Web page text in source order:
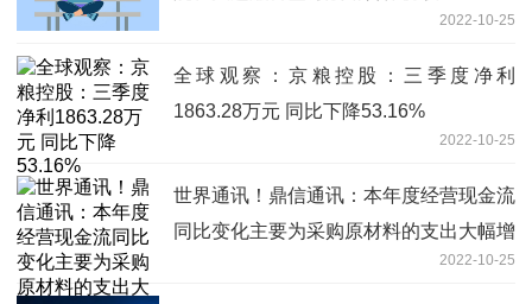
2022-10-25
全球观察：京粮控股：三季度净利
1863.28万元 同比下降53.16%
2022-10-25
世界通讯！鼎信通讯：本年度经营现金流
同比变化主要为采购原材料的支出大幅增
加，包含预付款同比增加6.4亿元2022-10-25